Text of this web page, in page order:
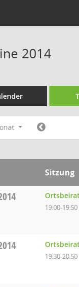
2014
Sitzung
19:00-
19:30-